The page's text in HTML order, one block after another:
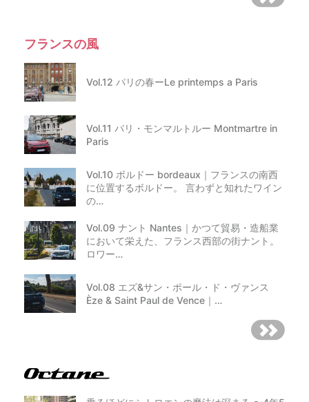
フランスの風
Vol.12 パリの春ーLe printemps a Paris
Vol.11 パリ・モンマルトルー Montmartre in
Paris
Vol.10 ボルドー bordeaux｜フランスの南西
に位置するボルドー。 言わずと知れたワイン
の…
Vol.09 ナント Nantes｜かつて貿易・造船業
において栄えた、フランス西部の街ナント。
ロワー…
Vol.08 エズ&サン・ポール・ド・ヴァンス
Èze & Saint Paul de Vence｜…